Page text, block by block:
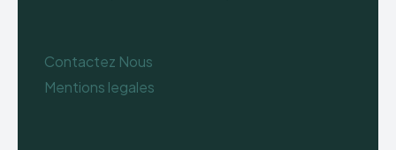
Contactez Nous
Mentions legales